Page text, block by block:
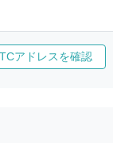
アドレスを確認